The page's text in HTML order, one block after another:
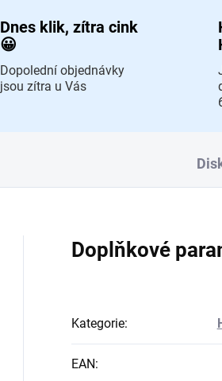
Dnes klik, zítra cink
😀
Dopolední objednávky
jsou zítra u Vás
Doplňkové
Kategorie:
EAN: